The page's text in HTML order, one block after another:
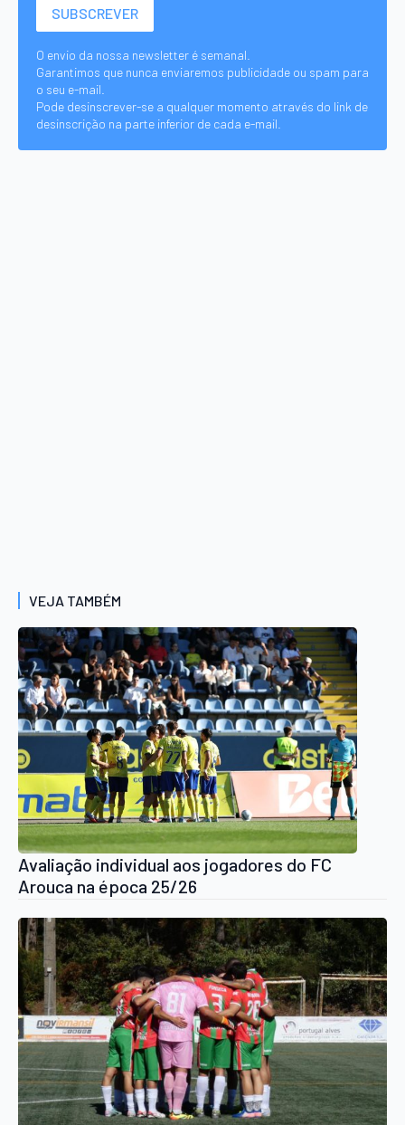
O envio da nossa newsletter é semanal.
Garantimos que nunca enviaremos publicidade ou spam para
o seu e-mail.
Pode desinscrever-se a qualquer momento através do link de
desinscrição na parte inferior de cada e-mail.
VEJA TAMBÉM
Avaliação individual aos jogadores do FC
Arouca na época 25/26